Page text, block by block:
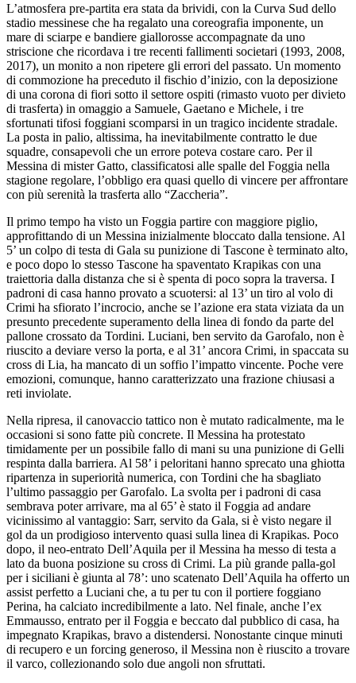
L’atmosfera pre-partita era stata da brividi, con la Curva Sud dello
stadio messinese che ha regalato una coreografia imponente, un
mare di sciarpe e bandiere giallorosse accompagnate da uno
striscione che ricordava i tre recenti fallimenti societari (1993, 2008,
2017), un monito a non ripetere gli errori del passato. Un momento
di commozione ha preceduto il fischio d’inizio, con la deposizione
di una corona di fiori sotto il settore ospiti (rimasto vuoto per divieto
di trasferta) in omaggio a Samuele, Gaetano e Michele, i tre
sfortunati tifosi foggiani scomparsi in un tragico incidente stradale.
La posta in palio, altissima, ha inevitabilmente contratto le due
squadre, consapevoli che un errore poteva costare caro. Per il
Messina di mister Gatto, classificatosi alle spalle del Foggia nella
stagione regolare, l’obbligo era quasi quello di vincere per affrontare
con più serenità la trasferta allo “Zaccheria”.
Il primo tempo ha visto un Foggia partire con maggiore piglio,
approfittando di un Messina inizialmente bloccato dalla tensione. Al
5’ un colpo di testa di Gala su punizione di Tascone è terminato alto,
e poco dopo lo stesso Tascone ha spaventato Krapikas con una
traiettoria dalla distanza che si è spenta di poco sopra la traversa. I
padroni di casa hanno provato a scuotersi: al 13’ un tiro al volo di
Crimi ha sfiorato l’incrocio, anche se l’azione era stata viziata da un
presunto precedente superamento della linea di fondo da parte del
pallone crossato da Tordini. Luciani, ben servito da Garofalo, non è
riuscito a deviare verso la porta, e al 31’ ancora Crimi, in spaccata su
cross di Lia, ha mancato di un soffio l’impatto vincente. Poche vere
emozioni, comunque, hanno caratterizzato una frazione chiusasi a
reti inviolate.
Nella ripresa, il canovaccio tattico non è mutato radicalmente, ma le
occasioni si sono fatte più concrete. Il Messina ha protestato
timidamente per un possibile fallo di mani su una punizione di Gelli
respinta dalla barriera. Al 58’ i peloritani hanno sprecato una ghiotta
ripartenza in superiorità numerica, con Tordini che ha sbagliato
l’ultimo passaggio per Garofalo. La svolta per i padroni di casa
sembrava poter arrivare, ma al 65’ è stato il Foggia ad andare
vicinissimo al vantaggio: Sarr, servito da Gala, si è visto negare il
gol da un prodigioso intervento quasi sulla linea di Krapikas. Poco
dopo, il neo-entrato Dell’Aquila per il Messina ha messo di testa a
lato da buona posizione su cross di Crimi. La più grande palla-gol
per i siciliani è giunta al 78’: uno scatenato Dell’Aquila ha offerto un
assist perfetto a Luciani che, a tu per tu con il portiere foggiano
Perina, ha calciato incredibilmente a lato. Nel finale, anche l’ex
Emmausso, entrato per il Foggia e beccato dal pubblico di casa, ha
impegnato Krapikas, bravo a distendersi. Nonostante cinque minuti
di recupero e un forcing generoso, il Messina non è riuscito a trovare
il varco, collezionando solo due angoli non sfruttati.